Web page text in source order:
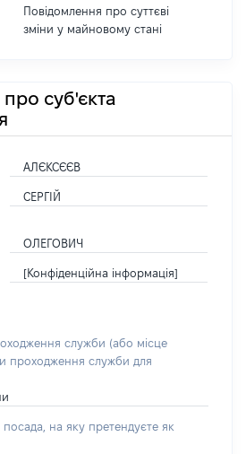
Повідомлення про суттєві
зміни y майновому стані
про суб'єкта
АЛЄКСЄЄВ
СЕРГІЙ
ОЛЕГОВИЧ
[Конфіденційна інформація]
служби (або місце
проходження служби для
посада, на яку претендуєте як